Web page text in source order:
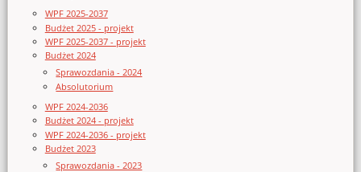
WPF 2025-2037
Budżet 2025 - projekt
WPF 2025-2037 - projekt
Budżet 2024
Sprawozdania - 2024
Absolutorium
WPF 2024-2036
Budżet 2024 - projekt
WPF 2024-2036 - projekt
Budżet 2023
Sprawozdania - 2023